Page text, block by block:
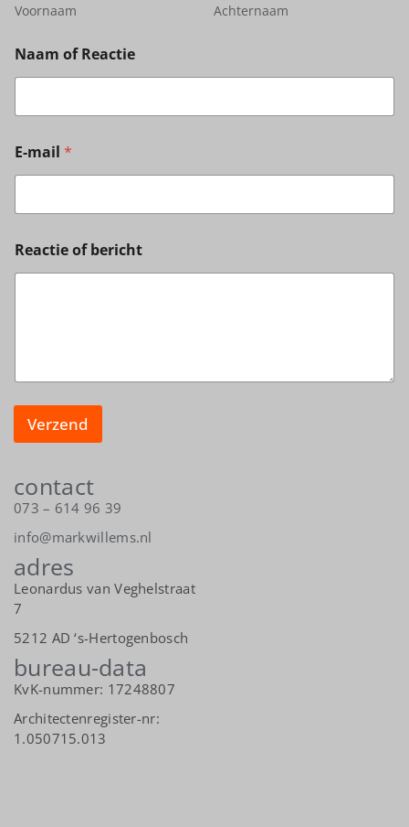
Voornaam Achternaam
Naam of Reactie
E-mail *
Reactie of bericht
Verzend
contact
073 – 614 96 39
info@markwillems.nl
adres
Leonardus van Veghelstraat
7
5212 AD ‘s-Hertogenbosch
bureau-data
KvK-nummer: 17248807
Architectenregister-nr:
1.050715.013